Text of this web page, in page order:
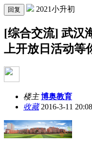
回复 2021小升初
[综合交流] 武汉
上开放日活动等
楼主 博奥教育
收藏2016-3-11